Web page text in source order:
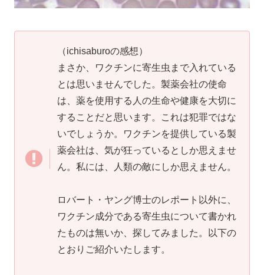
（ichisaburoの感想）
まさか、ワクチンに寄生虫まで入れている
とは思いませんでした。製薬会社の使命
は、薬を使用する人の生命や健康を大切に
することだと思います。これは犯罪ではな
いでしょうか。ワクチンを提供している製
薬会社は、気が狂っているとしか思えませ
ん。私には、人類の敵にしか思えません。
ロバート・ヤング博士のレポート以外に、
ワクチン成分である寄生虫について書かれ
たものは無いか、探してみました。以下の
とおりご紹介いたします。